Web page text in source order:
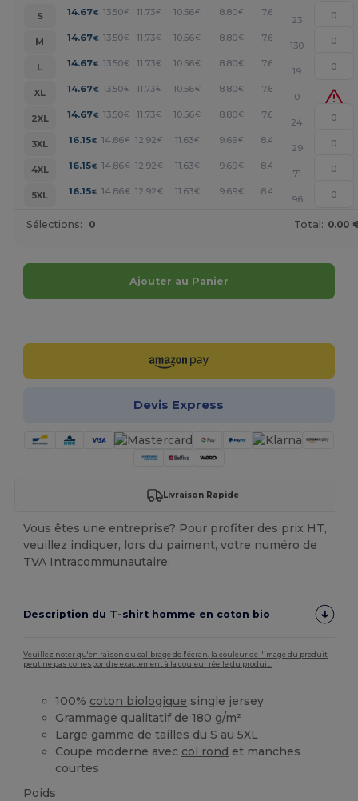
S 14.67€ 13.50€ 11.73€ 10.56€ 8.80€ 7.63 +
23
M
14.67€ 13.50€ 11.73€ 10.56€ 8.80€ 7.63 +
130
L
14.67€ 13.50€ 11.73€ 10.56€ 8.80€ 7.63 +
19
XL
14.67€ 13.50€ 11.73€ 10.56€ 8.80€ 7.63
0
2XL
14.67€ 13.50€ 11.73€ 10.56€ 8.80€ 7.63
24
3XL
16.15€ 14.86€ 12.92 € 11.63€ 9.69€ 8.40 +
29
4XL
16.15€ 14.86€ 12.92 € 11.63€ 9.69€ 8.40
71
5XL
16.15€ 14.86€ 12.92 € 11.63€ 9.69€ 8.40 +
96
Sélections: 0 Total: 0.00
Ajouter au Panier
Devis Express
Livraison Rapide
Vous êtes une entreprise? Pour profiter des prix HT,
veuillez indiquer, lors du paiment, votre numéro de
TVA Intracommunautaire.
Description du T-shirt homme en coton bio
Veuillez noter qu'en raison du calibrage de l'écran, la couleur de l'image du produit
peut ne pas correspondre exactement à la couleur réelle du produit.
100% coton biologique single jersey
Grammage qualitatif de 180 g/m²
Large gamme de tailles du S au 5XL
Coupe moderne avec col rond et manches
courtes
Poids